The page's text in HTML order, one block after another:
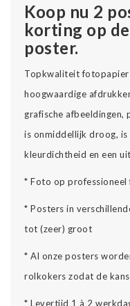
Koop nu 2
korting op
poster.
Topkwaliteit
hoogwaardige
grafische
is onmiddellijk droog,
kleurdichtheid en een
* Foto op
* Posters in
tot (zeer) groot
* Al onze posters
rolkokers zodat de
* Levertijd 1 à 2